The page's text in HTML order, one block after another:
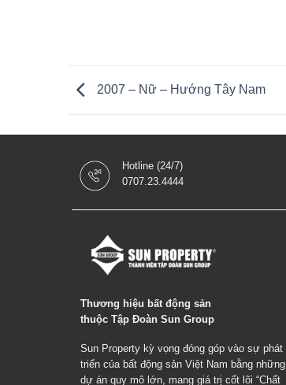
2007 – Nữ – Hướng Tây Nam
Hotline (24/7)
0707.23.4444
Thương hiệu bất động sản
thuộc Tập Đoàn Sun Group
Sun Property kỳ vọng đóng góp vào sự phát
triển của bất động sản Việt Nam bằng những
dự án quy mô lớn, mang giá trị cốt lõi “Chất